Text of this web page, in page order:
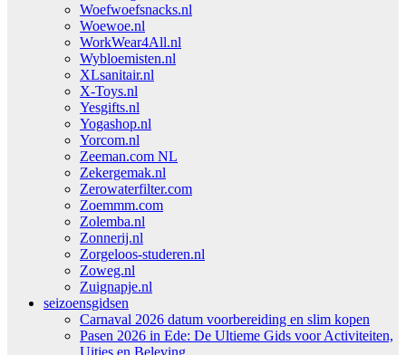
Woefwoefsnacks.nl
Woewoe.nl
WorkWear4All.nl
Wybloemisten.nl
XLsanitair.nl
X-Toys.nl
Yesgifts.nl
Yogashop.nl
Yorcom.nl
Zeeman.com NL
Zekergemak.nl
Zerowaterfilter.com
Zoemmm.com
Zolemba.nl
Zonnerij.nl
Zorgeloos-studeren.nl
Zoweg.nl
Zuignapje.nl
seizoensgidsen
Carnaval 2026 datum voorbereiding en slim kopen
Pasen 2026 in Ede: De Ultieme Gids voor Activiteiten,
Uitjes en Beleving